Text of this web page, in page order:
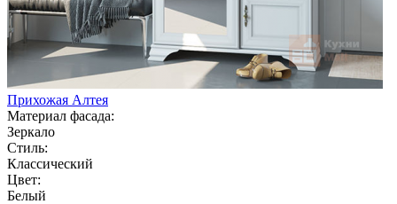
Прихожая Алтея
Материал фасада:
Зеркало
Стиль:
Классический
Цвет:
Белый